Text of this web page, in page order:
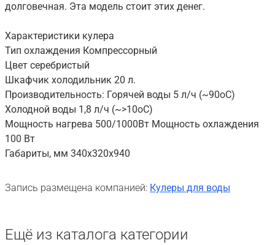
долговечная. Эта модель стоит этих денег.
Характеристики кулера
Тип охлаждения Компрессорный
Цвет cеребристый
Шкафчик холодильник 20 л.
Производительность: Горячей воды 5 л/ч (~90oC)
Холодной воды 1,8 л/ч (~>10oC)
Мощность нагрева 500/1000Вт Мощность охлаждения
100 Вт
Габариты, мм 340х320х940
Запись размещена компанией: Кулеры для воды
Ещё из каталога категории